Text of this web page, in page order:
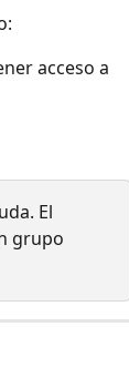
acceso a
El
grupo